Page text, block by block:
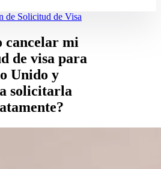
de Solicitud de Visa
cancelar mi
de visa para
Unido y
solicitarla